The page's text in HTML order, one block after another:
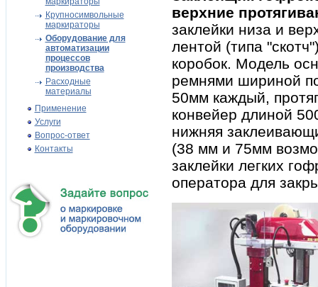
Крупносимвольные
маркираторы
Оборудование для
автоматизации
процессов
производства
Расходные
материалы
Применение
Услуги
Вопрос-ответ
Контакты
верхние
заклейки низа и
лентой (типа
коробок. Модель
ремнями шириной
50мм каждый,
конвейер длиной
нижняя
(38 мм и 75мм
заклейки легких
оператора для